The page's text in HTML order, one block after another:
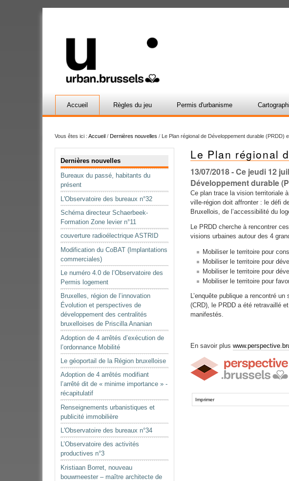
Accueil Règles du jeu Permis d'urbanisme
Vous êtes ici : Accueil / Dernières nouvelles / Le Plan régional de Développement durable (PRDD)
Dernières nouvelles
Bureaux du passé, habitants du
présent
L'Observatoire des bureaux n°32
Schéma directeur Schaerbeek-
Formation Zone levier n°11
couverture radioélectrique ASTRID
Modification du CoBAT (Implantations
commerciales)
Le numéro 4.0 de l’Observatoire des
Permis logement
Bruxelles, région de l’innovation
Évolution et perspectives de
développement des centralités
bruxelloises de Priscilla Ananian
Adoption de 4 arrêtés d’exécution de
l’ordonnance Mobilité
Le géoportail de la Région bruxelloise
Adoption de 4 arrêtés modifiant
l’arrêté dit de « minime importance » -
récapitulatif
Renseignements urbanistiques et
publicité immobilière
L'Observatoire des bureaux n°34
L’Observatoire des activités
productives n°3
Kristiaan Borret, nouveau
bouwmeester – maître architecte de
Le Plan régional
13/07/2018- Ce jeudi 12
Développement durable
Ce plan trace la vision territoriale
ville-région doit affronter : le défi
Bruxellois, de l’accessibilité du
Le PRDD cherche à rencontrer
visions urbaines autour des 4
Mobiliser le territoire pour
Mobiliser le territoire pour
Mobiliser le territoire pour
Mobiliser le territoire pour
L’enquête publique a rencontré
(CRD), le PRDD a été retravaillé
manifestés.
En savoir plus
surImprimer